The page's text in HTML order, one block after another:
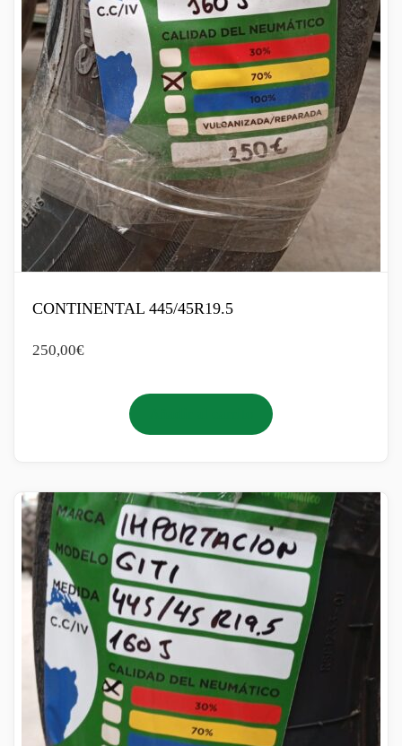
CONTINENTAL 445/45R19.5
250,00€